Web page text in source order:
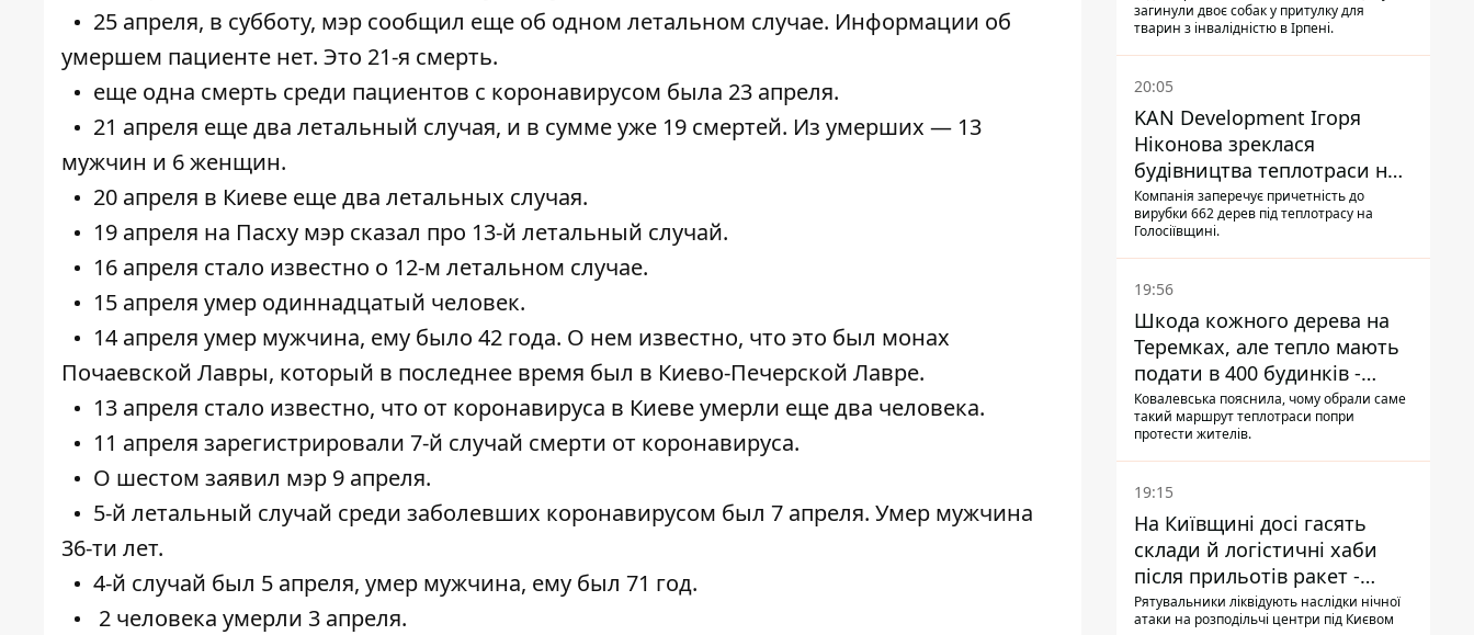
25 апреля, в субботу, мэр сообщил еще об одном летальном случае. Информации об
умершем пациенте нет. Это 21-я смерть.
еще одна смерть среди пациентов с коронавирусом была 23 апреля.
21 апреля ещедва летальный случая, и в сумме уже 19 смертей. Из умерших — 13
мужчин и 6 женщин.
20 апреля в Киеве ещедва летальных случая.
19 апреля на Пасху мэр сказал про 13-й летальный случай.
16 апреля стало известно о 12-м летальном случае.
15 апреля умер одиннадцатый человек.
14 апреля умер мужчина, ему было 42 года. О нем известно, что это был монах
Почаевской Лавры, который в последнее время был в Киево-Печерской Лавре.
13 апреля стало известно, что от коронавируса в Киевеумерли еще два человека.
11 апреля зарегистрировали 7-й случай смерти от коронавируса.
О шестом заявил мэр 9 апреля.
5-й летальный случай среди заболевших коронавирусом был 7 апреля. Умер мужчина
36-ти лет.
4-й случай был 5 апреля, умер мужчина, ему был 71 год.
2 человека умерли 3 апреля.
інвалідністю
загинули двоє собак у притулку для
тварин з інвалідністю в Ірпені.
20:05
KAN Development Ігоря
Ніконова зреклася
будівництва теплотраси на
Теремках
Компанія заперечує причетність до
вирубки 662 дерев під теплотрасу на
Голосіївщині.
19:56
Шкода кожного дерева на
Теремках, але тепло мають
подати в 400 будинків -
депутатка Київради
Ковалевська пояснила, чому обрали саме
такий маршрут теплотраси попри
протести жителів.
19:15
На Київщині досі гасять
склади й логістичні хаби
після прильотів ракет -
ДСНС
Рятувальники ліквідують наслідки нічної
атаки на розподільчі центри під Києвом